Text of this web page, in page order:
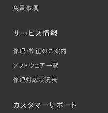
免責事項
サービス情報
修理・校正のご案内
ソフトウェア一覧
修理対応状況表
カスタマーサポート